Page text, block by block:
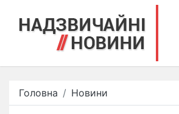
Головна Новини